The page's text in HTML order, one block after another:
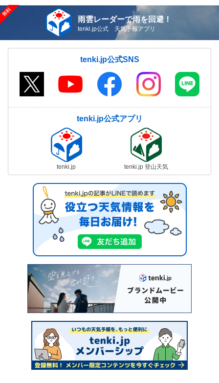
雨雲レーダーで雨を回避！
tenki.jp公式 天気予報アプリ
tenki.jp公式SNS
tenki.jp公式アプリ
tenki.jp tenki.jp 登山天気